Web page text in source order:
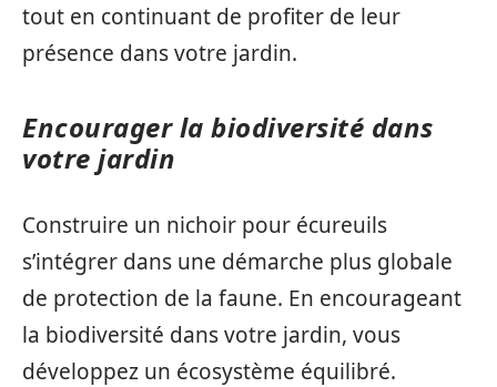
tout en continuant de profiter de leur
présence dans votre jardin.
Encourager la biodiversité dans
votre jardin
Construire un nichoir pour écureuils
s’intégrer dans une démarche plus globale
de protection de la faune. En encourageant
la biodiversité dans votre jardin, vous
développez un écosystème équilibré.